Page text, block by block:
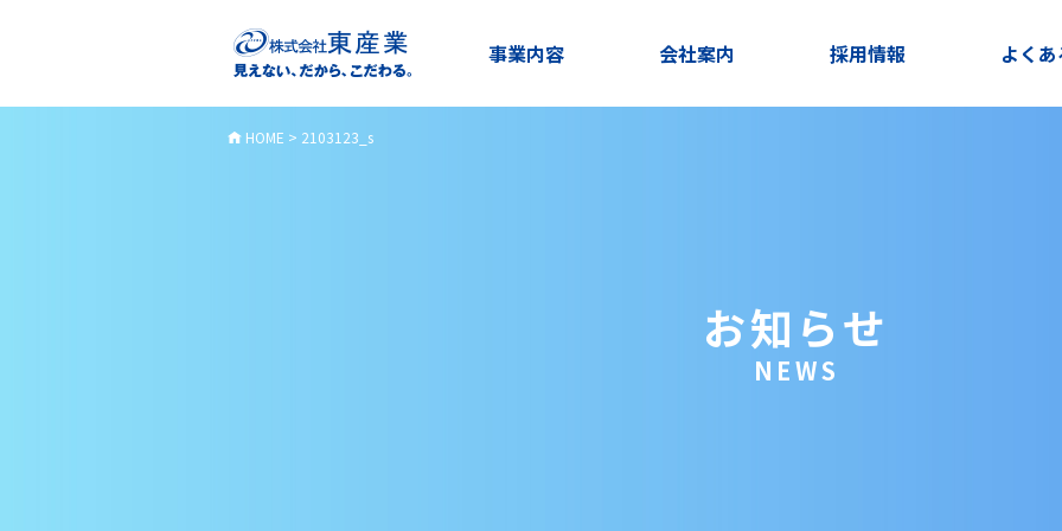
事業内容 会社案内 採用情報 よく
HOME > 2103123_s
お知らせ
NEWS